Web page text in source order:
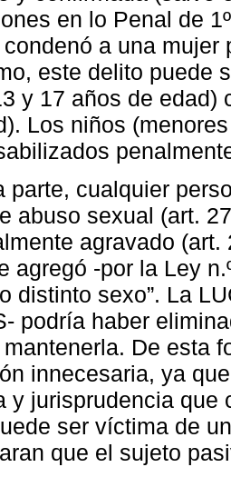
en lo Penal de
a una
este delito puede
y 17 años de edad)
Los niños
parte, cualquier
abuso sexual (art.
agravado
agregó -por la Ley
distinto sexo”. La
podría haber
De esta
innecesaria, ya
y jurisprudencia que
ser víctima de
que el sujeto